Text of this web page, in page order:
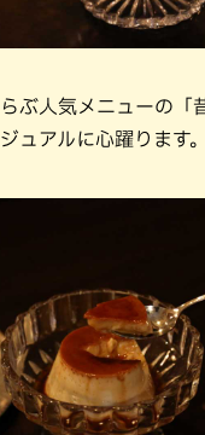
ぶ人気メニューの「
ュアルに心躍ります。